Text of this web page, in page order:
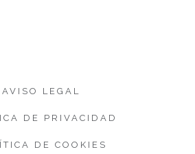
AVISO LEGAL
DE PRIVACIDAD
DE COOKIES